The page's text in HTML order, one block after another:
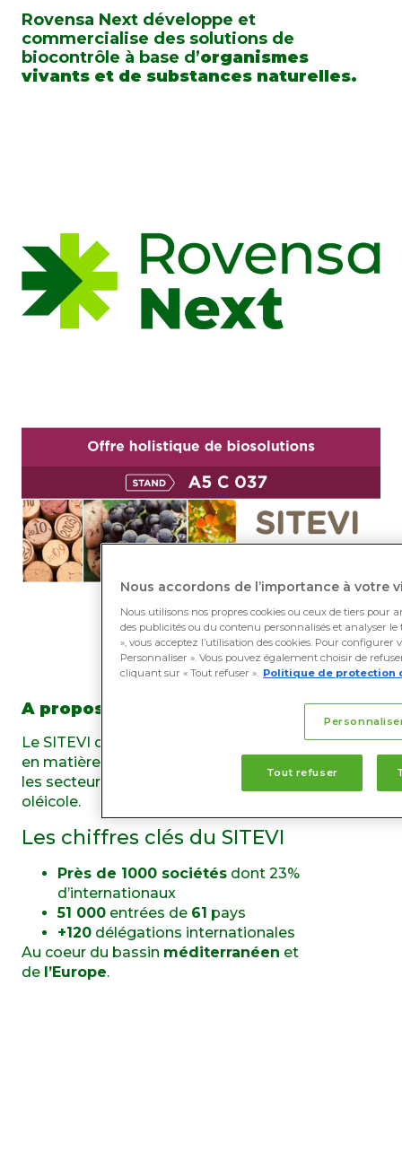
Rovensa Next développe et
commercialise des solutions de
biocontrôle à base d’organismes
vivants et de substances naturelles.
A propos du SITEVI :
Le SITEVI donne accès aux meilleures avancées
en matière d’équipements et de savoir-faire pour
les secteurs viticole, vinicole, arboricole et
oléicole.
Les chiffres clés du SITEVI
Près de 1000 sociétés dont 23%
d’internationaux
51 000 entrées de 61 pays
+120 délégations internationales
Au coeur du bassin méditerranéen et
de l’Europe.
Nous accordons de l’importance à votre
Nous utilisons nos propres cookies ou ceux de tiers pour
des publicités ou du contenu personnalisés et analyser
», vous acceptez l’utilisation des cookies. Pour configurer
Personnaliser ». Vous pouvez également choisir de
cliquant sur « Tout refuser ». Politique de protection
Tout refuser